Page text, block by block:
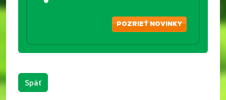
POZRIEŤ NOVINKY
Späť